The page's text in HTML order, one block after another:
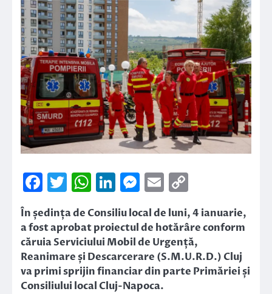
Facebook
Twitter
WhatsApp
LinkedIn
Messenger
Email
Link
În ședința de Consiliu local de luni, 4 ianuarie,
a fost aprobat proiectul de hotărâre conform
căruia Serviciului Mobil de Urgență,
Reanimare și Descarcerare (S.M.U.R.D.) Cluj
va primi sprijin financiar din parte Primăriei și
Consiliului local Cluj-Napoca.